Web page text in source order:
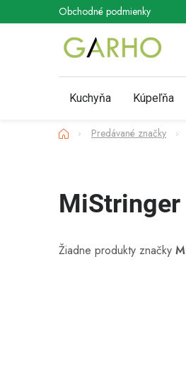
na
Obchodné podmienky
Kuchyňa Kúpeľňa
DomovPredávané značky
MiStringer
Žiadne produkty značky